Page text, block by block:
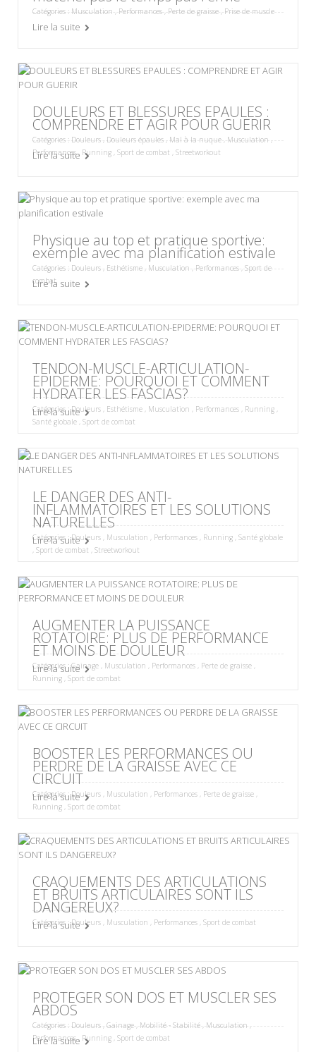
Catégories : Musculation,Performances,Perte de graisse,Prise de muscle
Lire la suite
DOULEURS ET BLESSURES EPAULES :
COMPRENDRE ET AGIR POUR GUERIR
Catégories : Douleurs , Douleurs épaules , Mal à la nuque,Musculation,
Performances, Running Sport de combat Streetworkout
Lire la suite
Physique au top et pratique sportive:
exemple avec ma planification estivale
Catégories : Douleurs , Esthétisme, Musculation,Performances,Sport de
combat
Lire la suite
TENDON-MUSCLE-ARTICULATION-
EPIDERME: POURQUOI ET COMMENT
HYDRATER LES FASCIAS?
Catégories :Douleurs Esthétisme Musculation Performances Running
Santé globale Sport de combat
Lire la suite
LE DANGER DES ANTI-
INFLAMMATOIRES ET LES SOLUTIONS
NATURELLES
Catégories :Douleurs Musculation Performances Running Santé globale
Sport de combat Streetworkout
Lire la suite
AUGMENTER LA PUISSANCE
ROTATOIRE: PLUS DE PERFORMANCE
ET MOINS DE DOULEUR
Catégories :Gainage Musculation Performances Perte de graisse
Running Sport de combat
Lire la suite
BOOSTER LES PERFORMANCES OU
PERDRE DE LA GRAISSE AVEC CE
CIRCUIT
Catégories :Douleurs Musculation Performances Perte de graisse
Running Sport de combat
Lire la suite
CRAQUEMENTS DES ARTICULATIONS
ET BRUITS ARTICULAIRES SONT ILS
DANGEREUX?
Catégories :Douleurs Musculation Performances Sport de combat
Lire la suite
PROTEGER SON DOS ET MUSCLER SES
ABDOS
Catégories : Douleurs , Gainage,Mobilité - Stabilité,Musculation,
Performances, Running Sport de combat
Lire la suite